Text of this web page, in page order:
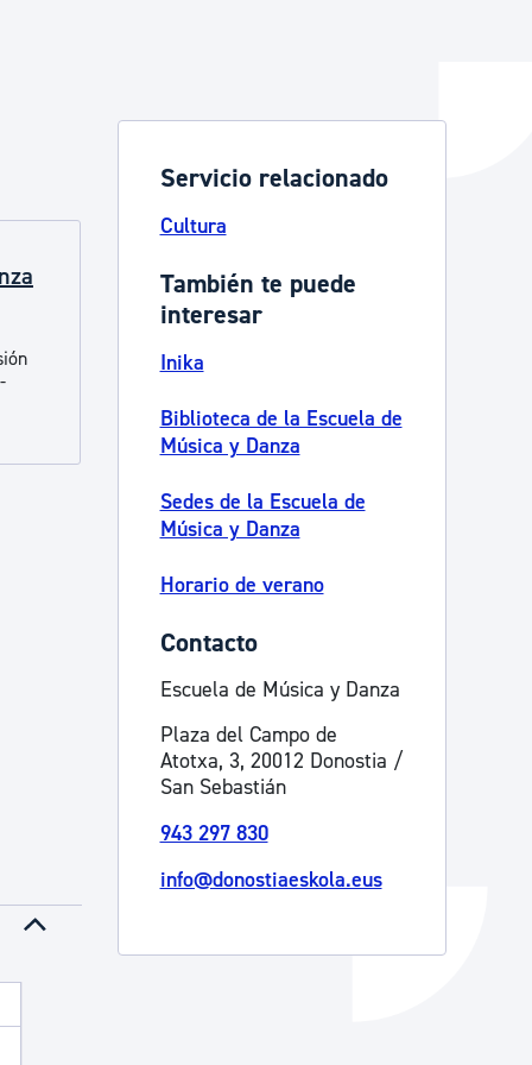
Catálogo de trámites
Servicio relacionado
Cultura
También te puede
interesar
Inika
Biblioteca de la Escuela de
Música y Danza
Sedes de la Escuela de
Música y Danza
Horario de verano
Contacto
Escuela de Música y Danza
Plaza del Campo de
Atotxa, 3, 20012 Donostia /
San Sebastián
943 297 830
info@donostiaeskola.eus